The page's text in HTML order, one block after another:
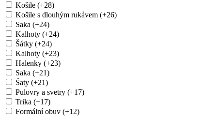
Košile (+28)
Košile s dlouhým rukávem (+26)
Saka (+24)
Kalhoty (+24)
Šátky (+24)
Kalhoty (+23)
Halenky (+23)
Saka (+21)
Šaty (+21)
Pulovry a svetry (+17)
Trika (+17)
Formální obuv (+12)